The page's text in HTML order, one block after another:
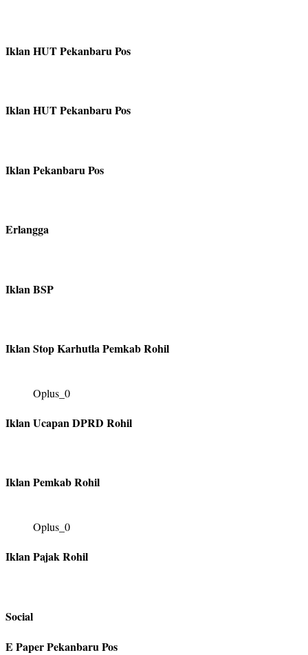
Iklan HUT Pekanbaru Pos
Iklan HUT Pekanbaru Pos
Iklan Pekanbaru Pos
Erlangga
Iklan BSP
Iklan Stop Karhutla Pemkab Rohil
Oplus_0
Iklan Ucapan DPRD Rohil
Iklan Pemkab Rohil
Oplus_0
Iklan Pajak Rohil
Social
E Paper Pekanbaru Pos